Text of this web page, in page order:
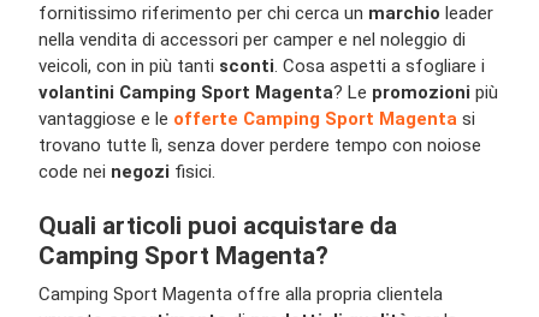
fornitissimo riferimento per chi cerca un marchio leader
nella vendita di accessori per camper e nel noleggio di
veicoli, con in più tanti sconti. Cosa aspetti a sfogliare i
volantini Camping Sport Magenta? Le promozioni più
vantaggiose e le offerte Camping Sport Magenta si
trovano tutte lì, senza dover perdere tempo con noiose
code nei negozi fisici.
Quali articoli puoi acquistare da
Camping Sport Magenta?
Camping Sport Magenta offre alla propria clientela